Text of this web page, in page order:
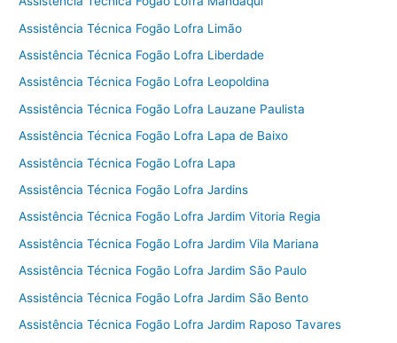
Assistência Técnica Fogão Lofra Limão
Assistência Técnica Fogão Lofra Liberdade
Assistência Técnica Fogão Lofra Leopoldina
Assistência Técnica Fogão Lofra Lauzane Paulista
Assistência Técnica Fogão Lofra Lapa de Baixo
Assistência Técnica Fogão Lofra Lapa
Assistência Técnica Fogão Lofra Jardins
Assistência Técnica Fogão Lofra Jardim Vitoria Regia
Assistência Técnica Fogão Lofra Jardim Vila Mariana
Assistência Técnica Fogão Lofra Jardim São Paulo
Assistência Técnica Fogão Lofra Jardim São Bento
Assistência Técnica Fogão Lofra Jardim Raposo Tavares